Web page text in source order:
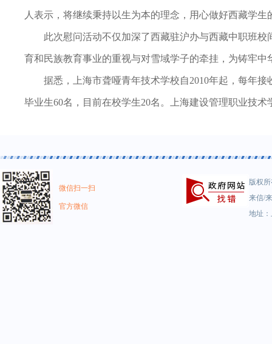
人表示，将继续秉持以生为本的理念，用心做好西藏学
此次慰问活动不仅加深了西藏驻沪办与西藏中职班
育和民族教育事业的重视与对雪域学子的牵挂，为铸牢
据悉，上海市聋哑青年技术学校自2010年起，每年
毕业生60名，目前在校学生20名。上海建设管理职业技
微信扫一扫
官方微信
版权
来信/
地址